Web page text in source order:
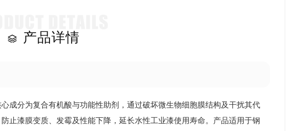
产品详情
成分为复合有机酸与功能性助剂，通过破坏微生物细胞膜结构及干扰其代
止漆膜变质、发霉及性能下降，延长水性工业漆使用寿命。产品适用于钢